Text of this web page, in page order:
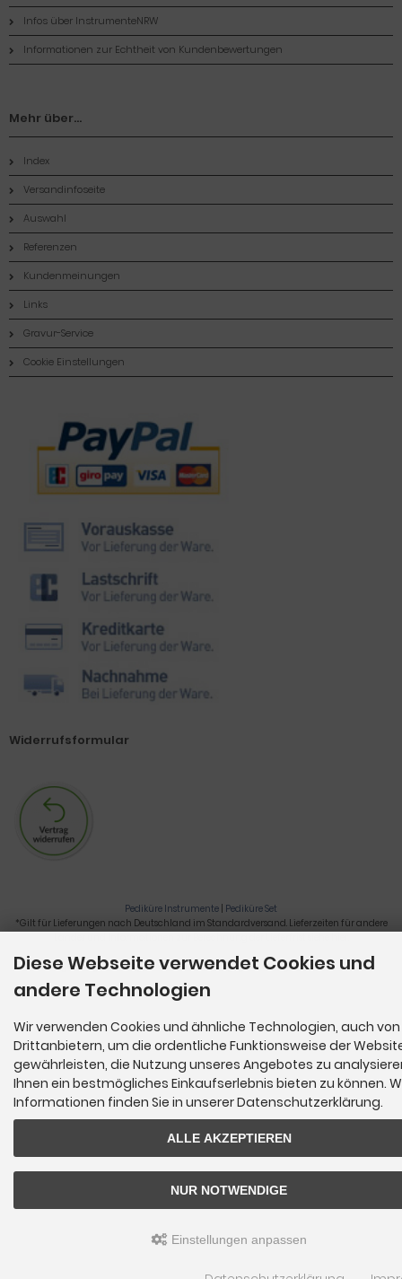
Infos über InstrumenteNRW
Informationen zur Echtheit von Kundenbewertungen
Mehr über...
Index
Versandinfoseite
Auswahl
Referenzen
Kundenmeinungen
Links
Gravur-Service
Cookie Einstellungen
Zahlungsmethoden
Widerrufsformular
Pediküre Instrumente | Pediküre Set
*Gilt für Lieferungen nach Deutschland im Standardversand. Lieferzeiten für andere
Nagelzange, Podologie, Pediküre, Fußpflegegeräte, Nagelfräser © 2026
Diese Webseite verwendet Cookies und
andere Technologien
Wir verwenden Cookies und ähnliche Technologien, auch von
Drittanbietern, um die ordentliche Funktionsweise der
gewährleisten, die Nutzung unseres Angebotes zu
Ihnen ein bestmögliches Einkaufserlebnis bieten zu können.
Informationen finden Sie in unserer Datenschutzerklärung.
ALLE AKZEPTIEREN
NUR NOTWENDIGE
Einstellungen anpassen